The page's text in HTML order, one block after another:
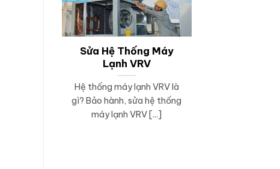
Sửa Hệ Thống Máy
Lạnh VRV
Hệ thống máy lạnh VRV là
gì? Bảo hành, sửa hệ thống
máy lạnh VRV [...]